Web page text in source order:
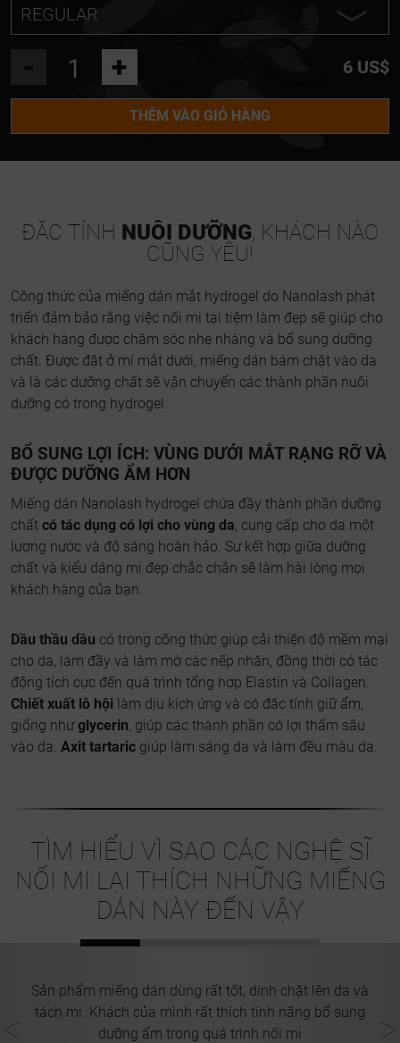
REGULAR
REGULAR
MINI
+ 6 US$
THÊM VÀO GIỎ HÀNG
ĐẶC TÍNH NUÔI DƯỠNG, KHÁCH NÀO
CŨNG YÊU!
Công thức của miếng dán mắt hydrogel do Nanolash phát
triển đảm bảo rằng việc nối mi tại tiệm làm đẹp sẽ giúp cho
khách hàng được chăm sóc nhẹ nhàng và bổ sung dưỡng
chất. Được đặt ở mí mắt dưới, miếng dán bám chặt vào da
và là các dưỡng chất sẽ vận chuyển các thành phần nuôi
dưỡng có trong hydrogel.
BỔ SUNG LỢI ÍCH: VÙNG DƯỚI MẮT RẠNG RỠ VÀ
ĐƯỢC DƯỠNG ẨM HƠN
Miếng dán Nanolash hydrogel chứa đầy thành phần dưỡng
chất có tác dụng có lợi cho vùng da, cung cấp cho da một
lượng nước và độ sáng hoàn hảo. Sự kết hợp giữa dưỡng
chất và kiểu dáng mi đẹp chắc chắn sẽ làm hài lòng mọi
khách hàng của bạn.
Dầu thầu dầu có trong công thức giúp cải thiện độ mềm mại
cho da, làm đầy và làm mờ các nếp nhăn, đồng thời có tác
động tích cực đến quá trình tổng hợp Elastin và Collagen.
Chiết xuất lô hội làm dịu kích ứng và có đặc tính giữ ẩm,
giống nhưglycerin, giúp các thành phần có lợi thấm sâu
vào da. Axit tartaric giúp làm sáng da và làm đều màu da.
TÌM HIỂU VÌ SAO CÁC NGHỆ SĨ
NỐI MI LẠI THÍCH NHỮNG MIẾNG
DÁN NÀY ĐẾN VẬY
Sản phẩm miếng dán dùng rất tốt, dính chặt lên da và
tách mi. Khách của mình rất thích tính năng bổ sung
dưỡng ẩm trong quá trình nối mi